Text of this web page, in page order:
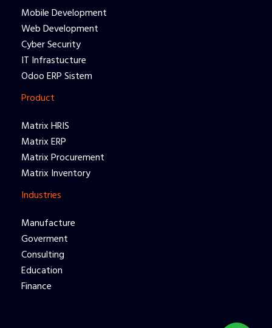
Mobile Development
Web Development
Cyber Security
IT Infrastucture
Odoo ERP Sistem
Product
Matrix HRIS
Matrix ERP
Matrix Procurement
Matrix Inventory
Industries
Manufacture
Goverment
Consulting
Education
Finance